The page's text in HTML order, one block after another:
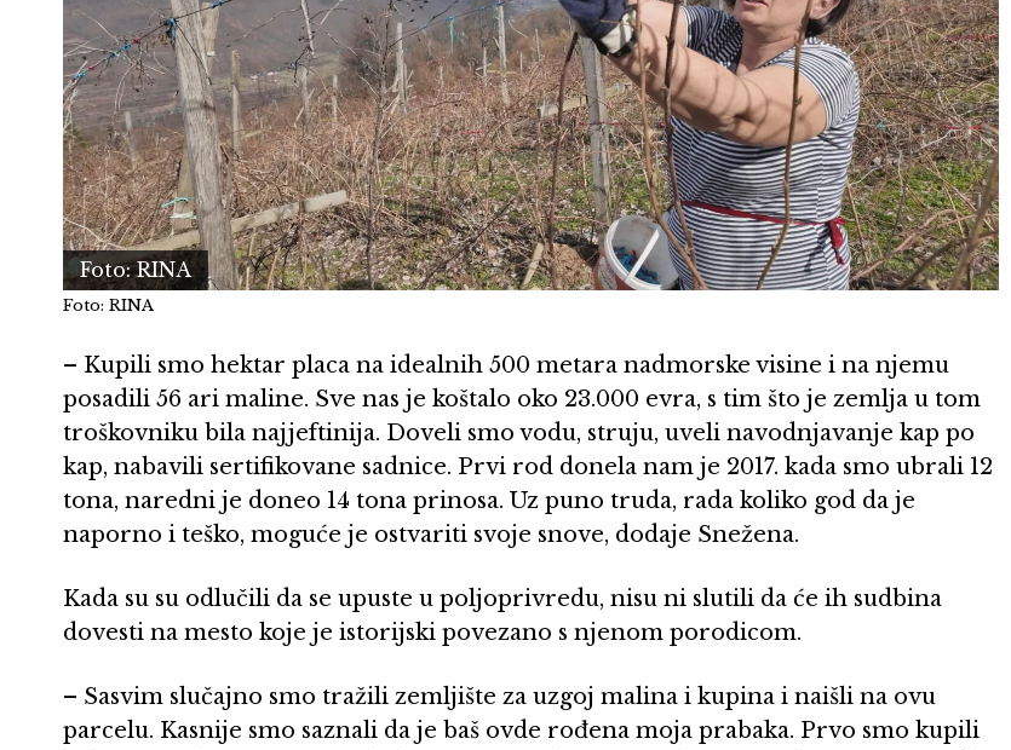
Foto: RINA
Foto: RINA
– Kupili smo hektar placa na idealnih 500 metara nadmorske visine i na njemu
posadili 56 ari maline. Sve nas je koštalo oko 23.000 evra, s tim što je zemlja u tom
troškovniku bila najjeftinija. Doveli smo vodu, struju, uveli navodnjavanje kap po
kap, nabavili sertifikovane sadnice. Prvi rod donela nam je 2017. kada smo ubrali 12
tona, naredni je doneo 14 tona prinosa. Uz puno truda, rada koliko god da je
naporno i teško, moguće je ostvariti svoje snove, dodaje Snežena.
Kada su su odlučili da se upuste u poljoprivredu, nisu ni slutili da će ih sudbina
dovesti na mesto koje je istorijski povezano s njenom porodicom.
– Sasvim slučajno smo tražili zemljište za uzgoj malina i kupina i naišli na ovu
parcelu. Kasnije smo saznali da je baš ovde rođena moja prabaka. Prvo smo kupili